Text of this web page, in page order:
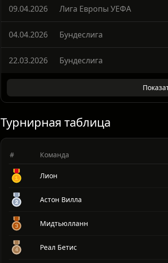
12.04.2026 Бундеслига
09.04.2026 Лига Европы УЕФА
04.04.2026 Бундеслига
Турнирная таблица
# Команда
Лион
Астон Вилла
Мидтьюлланн